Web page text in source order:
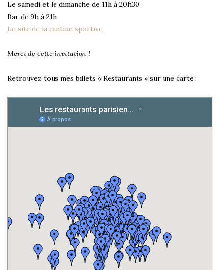
Le samedi et le dimanche de 11h à 20h30
Bar de 9h à 21h
Le site de la cantine sportive
Merci de cette invitation !
Retrouvez tous mes billets « Restaurants » sur une carte :